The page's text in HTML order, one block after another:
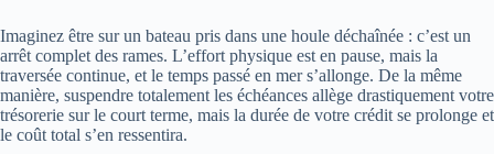
Imaginez être sur un bateau pris dans une houle déchaînée : c’est un
arrêt complet des rames. L’effort physique est en pause, mais la
traversée continue, et le temps passé en mer s’allonge. De la même
manière, suspendre totalement les échéances allège drastiquement votre
trésorerie sur le court terme, mais la durée de votre crédit se prolonge et
le coût total s’en ressentira.